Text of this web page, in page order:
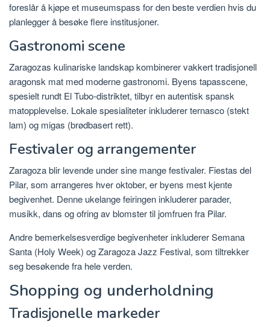
foreslår å kjøpe et museumspass for den beste verdien hvis du
planlegger å besøke flere institusjoner.
Gastronomi scene
Zaragozas kulinariske landskap kombinerer vakkert tradisjonell
aragonsk mat med moderne gastronomi. Byens tapasscene,
spesielt rundt El Tubo-distriktet, tilbyr en autentisk spansk
matopplevelse. Lokale spesialiteter inkluderer ternasco (stekt
lam) og migas (brødbasert rett).
Festivaler og arrangementer
Zaragoza blir levende under sine mange festivaler. Fiestas del
Pilar, som arrangeres hver oktober, er byens mest kjente
begivenhet. Denne ukelange feiringen inkluderer parader,
musikk, dans og ofring av blomster til jomfruen fra Pilar.
Andre bemerkelsesverdige begivenheter inkluderer Semana
Santa (Holy Week) og Zaragoza Jazz Festival, som tiltrekker
seg besøkende fra hele verden.
Shopping og underholdning
Tradisjonelle markeder